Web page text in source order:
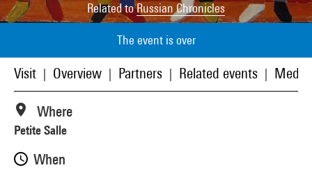
Related toRussian Chronicles
The event is over
Visit Overview Partners Related events Media
Where
Petite Salle
When